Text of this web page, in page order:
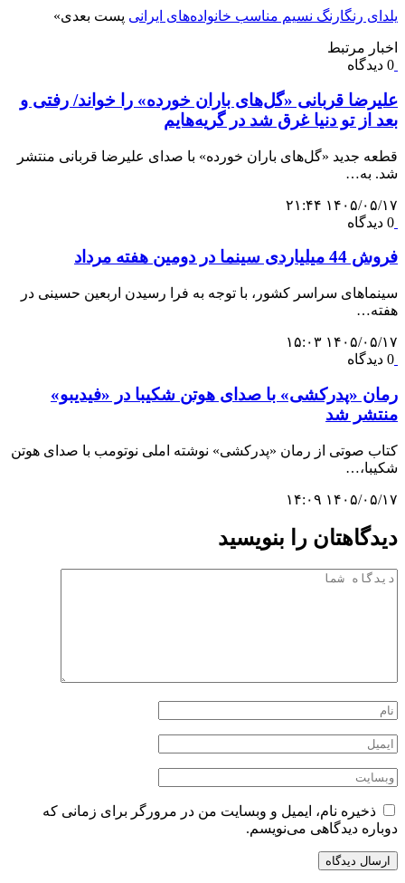
یلدای رنگارنگ نسیم مناسب خانواده‌های ایرانی پست بعدی»
اخبار مرتبط
0 دیدگاه
علیرضا قربانی «گل‌های باران خورده» را خواند/ رفتی و
بعد از تو دنیا غرق شد در گریه‌هایم
قطعه جدید «گل‌های باران خورده» با صدای علیرضا قربانی منتشر
شد. به…
۱۴۰۵/۰۵/۱۷ ۲۱:۴۴
0 دیدگاه
فروش 44 میلیاردی سینما در دومین هفته مرداد
سینماهای سراسر کشور، با توجه به فرا رسیدن اربعین حسینی در
هفته‌…
۱۴۰۵/۰۵/۱۷ ۱۵:۰۳
0 دیدگاه
رمان «پدرکشی» با صدای هوتن شکیبا در «فیدیبو»
منتشر شد
کتاب صوتی از رمان «پدرکشی» نوشته املی نوتومب با صدای هوتن
شکیبا،…
۱۴۰۵/۰۵/۱۷ ۱۴:۰۹
دیدگاهتان را بنویسید
ذخیره نام، ایمیل و وبسایت من در مرورگر برای زمانی که
دوباره دیدگاهی می‌نویسم.